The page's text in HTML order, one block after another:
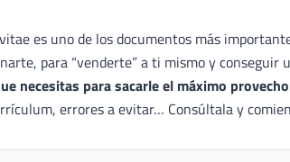
es uno de los documentos más
para “venderte” a ti mismo y conseguir
necesitas para sacarle el máximo
errores a evitar… Consúltala y